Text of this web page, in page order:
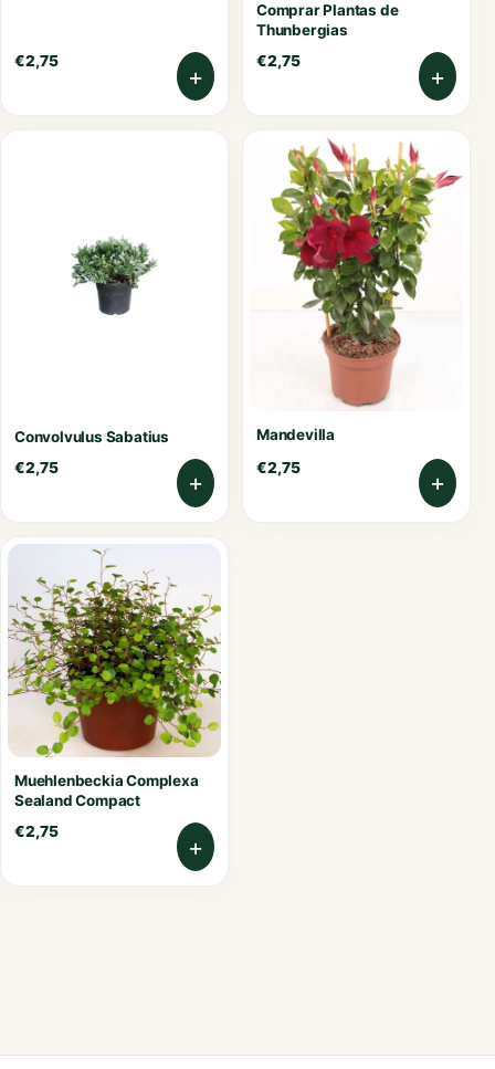
€2,75
+
Comprar Plantas de
Thunbergias
€2,75
+
Convolvulus Sabatius
€2,75
+
Mandevilla
€2,75
+
Muehlenbeckia Complexa
Sealand Compact
€2,75
+